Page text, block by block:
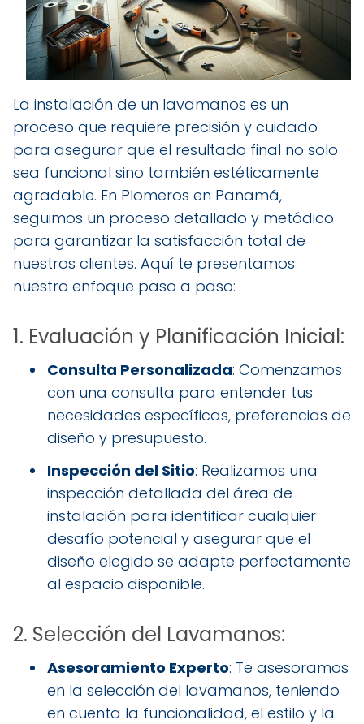
La instalación de un lavamanos es un
proceso que requiere precisión y cuidado
para asegurar que el resultado final no solo
sea funcional sino también estéticamente
agradable. En Plomeros en Panamá,
seguimos un proceso detallado y metódico
para garantizar la satisfacción total de
nuestros clientes. Aquí te presentamos
nuestro enfoque paso a paso:
1. Evaluación y Planificación Inicial:
Consulta Personalizada: Comenzamos
con una consulta para entender tus
necesidades específicas, preferencias de
diseño y presupuesto.
Inspección del Sitio: Realizamos una
inspección detallada del área de
instalación para identificar cualquier
desafío potencial y asegurar que el
diseño elegido se adapte perfectamente
al espacio disponible.
2. Selección del Lavamanos:
Asesoramiento Experto: Te asesoramos
en la selección del lavamanos, teniendo
en cuenta la funcionalidad, el estilo y la